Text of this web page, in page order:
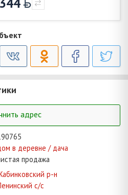
адрес
в деревне / дача
продажа
р-н
с/с